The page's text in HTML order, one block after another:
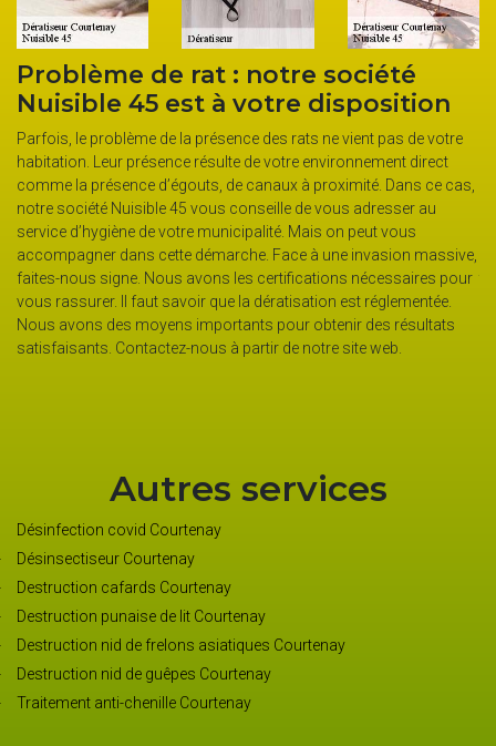
Problème de rat : notre société
Nuisible 45 est à votre disposition
Parfois, le problème de la présence des rats ne vient pas de votre
habitation. Leur présence résulte de votre environnement direct
comme la présence d’égouts, de canaux à proximité. Dans ce cas,
notre société Nuisible 45 vous conseille de vous adresser au
service d’hygiène de votre municipalité. Mais on peut vous
accompagner dans cette démarche. Face à une invasion massive,
faites-nous signe. Nous avons les certifications nécessaires pour
vous rassurer. Il faut savoir que la dératisation est réglementée.
Nous avons des moyens importants pour obtenir des résultats
satisfaisants. Contactez-nous à partir de notre site web.
Autres services
Désinfection covid Courtenay
Désinsectiseur Courtenay
Destruction cafards Courtenay
Destruction punaise de lit Courtenay
Destruction nid de frelons asiatiques Courtenay
Destruction nid de guêpes Courtenay
Traitement anti-chenille Courtenay